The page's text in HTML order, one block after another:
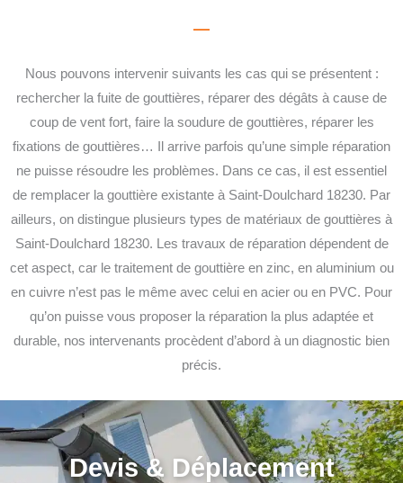
Nous pouvons intervenir suivants les cas qui se présentent :
rechercher la fuite de gouttières, réparer des dégâts à cause de
coup de vent fort, faire la soudure de gouttières, réparer les
fixations de gouttières… Il arrive parfois qu’une simple réparation
ne puisse résoudre les problèmes. Dans ce cas, il est essentiel
de remplacer la gouttière existante à Saint-Doulchard 18230. Par
ailleurs, on distingue plusieurs types de matériaux de gouttières à
Saint-Doulchard 18230. Les travaux de réparation dépendent de
cet aspect, car le traitement de gouttière en zinc, en aluminium ou
en cuivre n’est pas le même avec celui en acier ou en PVC. Pour
qu’on puisse vous proposer la réparation la plus adaptée et
durable, nos intervenants procèdent d’abord à un diagnostic bien
précis.
Devis & Déplacement